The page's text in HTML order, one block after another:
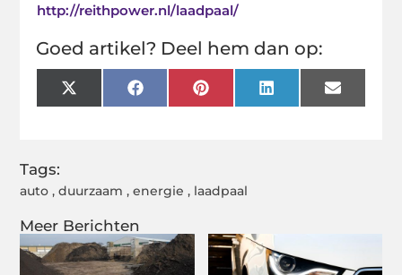
Meer Berichten
http://reithpower.nl/laadpaal/
Goed artikel? Deel hem dan op:
X
(Twitter)
FacebookPinterestLinkedInEmail
Tags:
auto ,duurzaam ,energie , laadpaal